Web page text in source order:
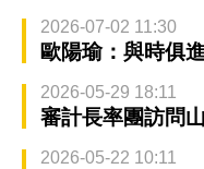
2026-07-02 11:30
歐陽瑜：與時俱
2026-05-29 18:11
審計長率團訪問
2026-05-22 10:11